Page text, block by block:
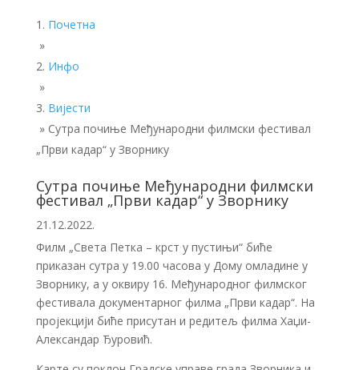
Почетна
»
Инфо
»
Вијести
» Сутра почиње Међународни филмски фестивал
„Први кадар“ у Зворнику
Сутра почиње Међународни филмски
фестивал „Први кадар“ у Зворнику
21.12.2022.
Филм „Света Петка – крст у пустињи“ биће
приказан сутра у 19.00 часова у Дому омладине у
Зворнику, а у оквиру 16. Међународног филмског
фестивала документарног филма „Први кадар“. На
пројекцији биће присутан и редитељ филма Хаџи-
Александар Ђуровић.